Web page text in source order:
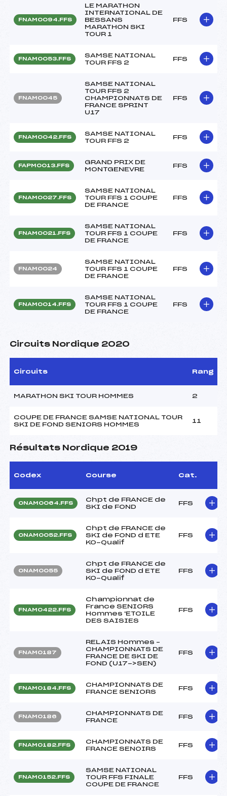
FNAM0094.FFS
LE MARATHON
INTERNATIONAL DE
BESSANS
MARATHON SKI
TOUR 1
FFS
FNAM0053.FFS
SAMSE NATIONAL
TOUR FFS 2
FFS
FNAM0045
SAMSE NATIONAL
TOUR FFS 2
CHAMPIONNATS DE
FRANCE SPRINT
U17
FFS
FNAM0042.FFS
SAMSE NATIONAL
TOUR FFS 2
FFS
FAPM0013.FFS
GRAND PRIX DE
MONTGENEVRE
FFS
FNAM0027.FFS
SAMSE NATIONAL
TOUR FFS 1 COUPE
DE FRANCE
FFS
FNAM0021.FFS
SAMSE NATIONAL
TOUR FFS 1 COUPE
DE FRANCE
FFS
FNAM0024
SAMSE NATIONAL
TOUR FFS 1 COUPE
DE FRANCE
FFS
FNAM0014.FFS
SAMSE NATIONAL
TOUR FFS 1 COUPE
DE FRANCE
FFS
Circuits Nordique 2020
Circuits Rang
MARATHON SKI TOUR HOMMES 2
COUPE DE FRANCE SAMSE NATIONAL TOUR
SKI DE FOND SENIORS HOMMES
11
Résultats Nordique 2019
Codex Course Cat.
ONAM0064.FFS
Chpt de FRANCE de
SKI de FOND
FFS
ONAM0052.FFS
Chpt de FRANCE de
SKI de FOND d ETE
KO-Qualif
FFS
ONAM0055
Chpt de FRANCE de
SKI de FOND d ETE
KO-Qualif
FFS
FNAM0422.FFS
Championnat de
France SENIORS
Hommes 'ETOILE
DES SAISIES
FFS
FNAM0187
RELAIS Hommes –
CHAMPIONNATS DE
FRANCE DE SKI DE
FOND (U17->SEN)
FFS
FNAM0184.FFS
CHAMPIONNATS DE
FRANCE SENIORS
FFS
FNAM0186
CHAMPIONNATS DE
FRANCE
FFS
FNAM0182.FFS
CHAMPIONNATS DE
FRANCE SENOIRS
FFS
FNAM0152.FFS
SAMSE NATIONAL
TOUR FFS FINALE
COUPE DE FRANCE
FFS